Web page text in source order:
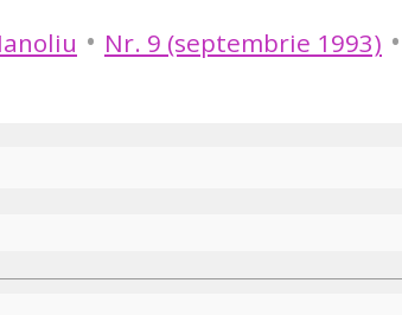
• Nr. 9 (septembrie 1993) •